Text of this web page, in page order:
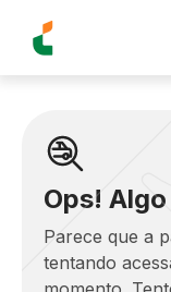
Ops!
Parece que a
tentando